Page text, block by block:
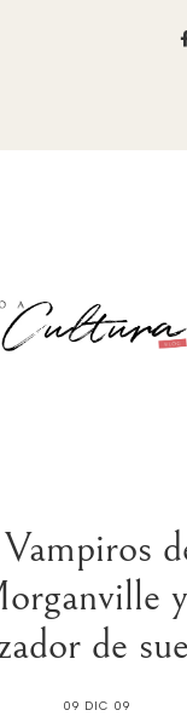
Vampiros
de
09 DIC 09